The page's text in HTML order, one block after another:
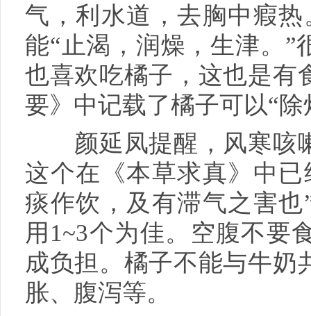
气，利水道，去胸中瘕
能“止渴，润燥，生津。”
也喜欢吃橘子，这也是有
要》中记载了橘子可以“除
颜延凤提醒，风寒咳
这个在《本草求真》中
痰作饮，及有滞气之害
用1~3个为佳。空腹不要
成负担。橘子不能与牛奶
胀、腹泻等。